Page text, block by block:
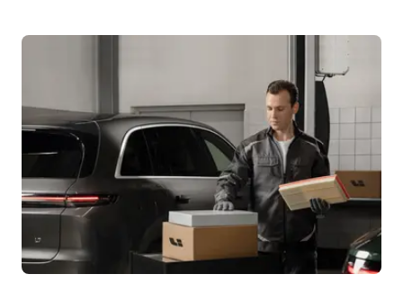
Ли Л7 | Li L7
Универсальный 5-местный кроссовер
ОТ 7 820 000 ₽
Подробнее
Страхование